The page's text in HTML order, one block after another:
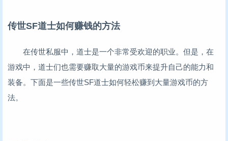
传世SF道士如何赚钱的方法
在传世私服中，道士是一个非常受欢迎的职业。但是，在
游戏中，道士们也需要赚取大量的游戏币来提升自己的能力和
装备。下面是一些传世SF道士如何轻松赚到大量游戏币的方
法。